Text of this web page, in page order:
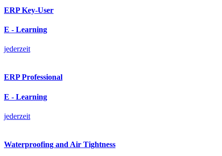
ERP Key-User
E - Learning
jederzeit
ERP Professional
E - Learning
jederzeit
Waterproofing and Air Tightness